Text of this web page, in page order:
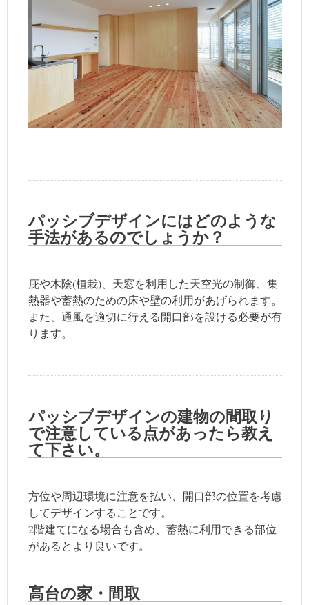
パッシブデザインにはどのような
手法があるのでしょうか？
庇や木陰(植栽)、天窓を利用した天空光の制御、集
熱器や蓄熱のための床や壁の利用があげられます。
また、通風を適切に行える開口部を設ける必要が有
ります。
パッシブデザインの建物の間取り
で注意している点があったら教え
て下さい。
方位や周辺環境に注意を払い、開口部の位置を考慮
してデザインすることです。
2階建てになる場合も含め、蓄熱に利用できる部位
があるとより良いです。
高台の家・間取